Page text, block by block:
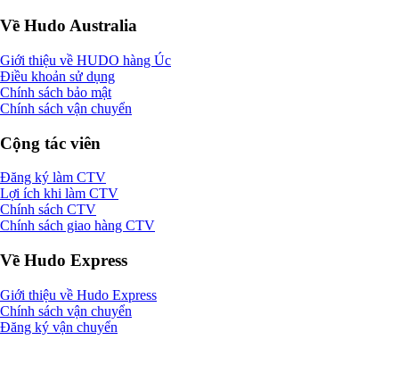
Về Hudo Australia
Giới thiệu về HUDO hàng Úc
Điều khoản sử dụng
Chính sách bảo mật
Chính sách vận chuyển
Cộng tác viên
Đăng ký làm CTV
Lợi ích khi làm CTV
Chính sách CTV
Chính sách giao hàng CTV
Về Hudo Express
Giới thiệu về Hudo Express
Chính sách vận chuyển
Đăng ký vận chuyển